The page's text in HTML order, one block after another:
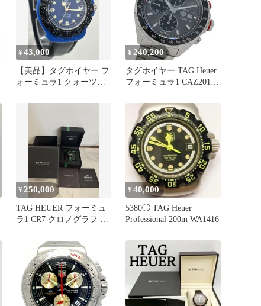
¥43,000
【美品】タグホイヤー フ
ォーミュラ1 クォーツ
ンズ
¥ 240,200
タグホイヤー TAG Heuer
フォーミュラ1 CAZ2012
ンド キャリバー16 デイ
ト 自動巻き AT ステンレ
ス SS シルバー グレー 磨
き済み 【中古】
¥250,000
TAG HEUER フォーミュ
ラ1 CR7 クロノグラフ 世
¥40,000
5380◯ TAG Heuer
Professional 200m WA1416